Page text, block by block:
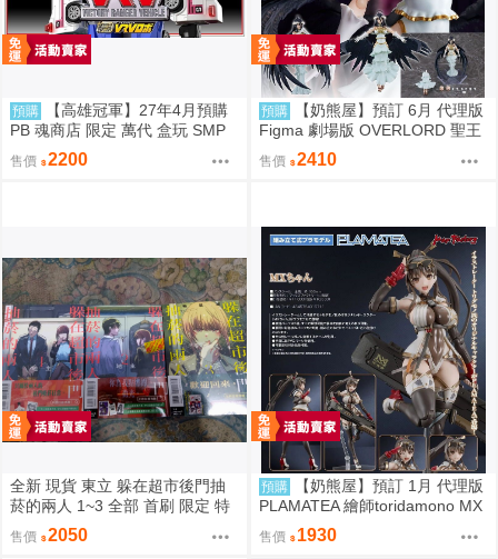
預購
【高雄冠軍】27年4月預購
PB 魂商店 限定 萬代 盒玩 SMP
激走戰隊 激走合體 VRV機器人
免訂金
售價 2200
預購
【奶熊屋】預訂 6月 代理版
Figma 劇場版 OVERLORD 聖王
國篇 雅兒貝德 0916
售價 2410
全新 現貨 東立 躲在超市後門抽
菸的兩人 1~3 全部 首刷 限定 特
裝 地主 佐佐木 山田 田山 1到3集
售價 2050
預購
【奶熊屋】預訂 1月 代理版
PLAMATEA 繪師toridamono MX
醬 組裝模型 0905
售價 1930